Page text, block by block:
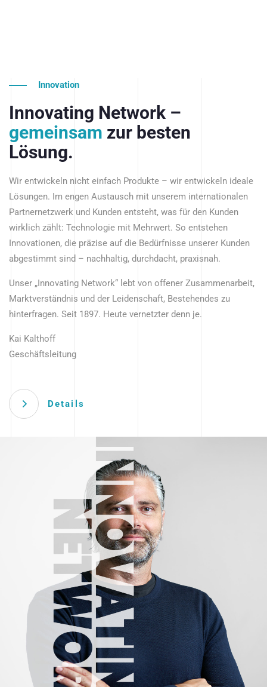
Innovation
Innovating Network –
gemeinsam zur besten
Lösung.
Wir entwickeln nicht einfach Produkte – wir entwickeln ideale
Lösungen. Im engen Austausch mit unserem internationalen
Partnernetzwerk und Kunden entsteht, was für den Kunden
wirklich zählt: Technologie mit Mehrwert. So entstehen
Innovationen, die präzise auf die Bedürfnisse unserer Kunden
abgestimmt sind – nachhaltig, durchdacht, praxisnah.
Unser „Innovating Network“ lebt von offener Zusammenarbeit,
Marktverständnis und der Leidenschaft, Bestehendes zu
hinterfragen. Seit 1897. Heute vernetzter denn je.
Kai Kalthoff
Geschäftsleitung
Details